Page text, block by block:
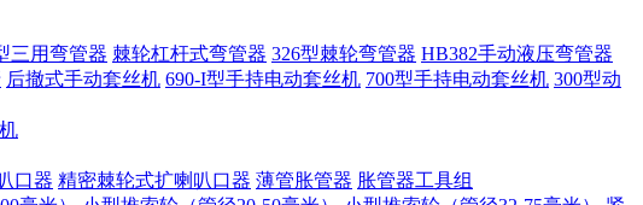
三用弯管器 棘轮杠杆式弯管器 326型棘轮弯管器 HB382手动液压弯管器
后撤式手动套丝机 690-I型手持电动套丝机 700型手持电动套丝机 300型动
口器 精密棘轮式扩喇叭口器 薄管胀管器 胀管器工具组